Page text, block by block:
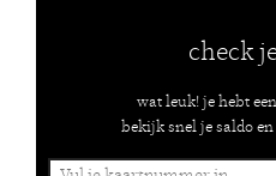
check
wat leuk! je hebt
bekijk snel je saldo